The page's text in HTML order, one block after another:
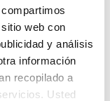
web con
y análisis
información
recopilado a
Usted